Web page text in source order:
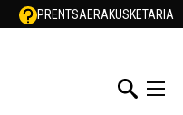
PRENTSAERAKUSKETARIA